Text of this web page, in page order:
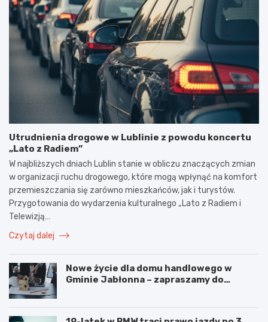
Utrudnienia drogowe w Lublinie z powodu koncertu
„Lato z Radiem”
W najbliższych dniach Lublin stanie w obliczu znaczących zmian
w organizacji ruchu drogowego, które mogą wpłynąć na komfort
przemieszczania się zarówno mieszkańców, jak i turystów.
Przygotowania do wydarzenia kulturalnego „Lato z Radiem i
Telewizją…
Czytaj dalej
Nowe życie dla domu handlowego w
Gminie Jabłonna – zapraszamy do